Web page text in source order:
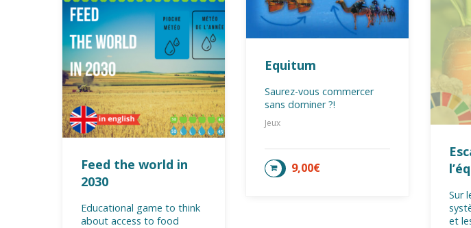
Equitum
Saurez-vous commercer
sans dominer ?!
Jeux
9,00€
AJOUTER AU PANIER
Sur
et
Feed the world in
2030
Educational game to think
about access to food